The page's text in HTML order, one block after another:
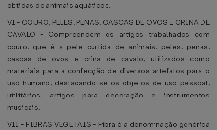
obtidas de animais aquáticos.
VI - COURO, PELES, PENAS, CASCAS DE OVOS E CRINA DE
CAVALO - Compreendem os artigos trabalhados com
couro, que é a pele curtida de animais, peles, penas,
cascas de ovos e crina de cavalo, utilizados como
materiais para a confecção de diversos artefatos para o
uso humano, destacando-se os objetos de uso pessoal,
utilitários, artigos para decoração e instrumentos
musicais.
VII - FIBRAS VEGETAIS - Fibra é a denominação genérica